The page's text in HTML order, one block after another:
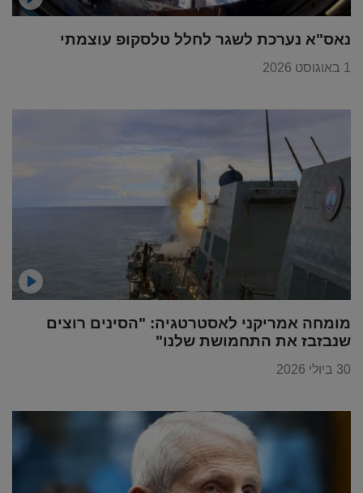
נאס"א נערכת לשגר לחלל טלסקופ עוצמתי
1 באוגוסט 2026
מומחה אמריקני לאסטרטגיה: "הסינים רוצים
שנבזבז את התחמושת שלנו"
30 ביולי 2026